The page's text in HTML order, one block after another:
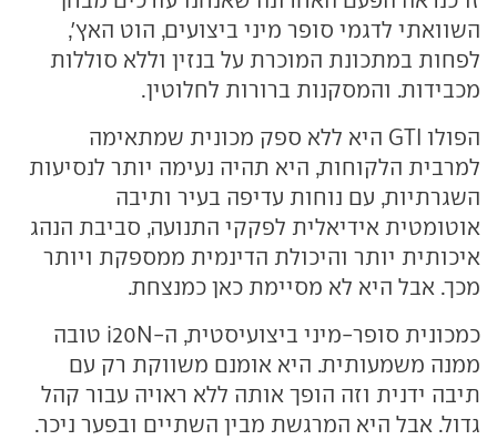
השוואתי לדגמי סופר מיני ביצועים, הוט האץ',
לפחות במתכונת המוכרת על בנזין וללא סוללות
מכבידות. והמסקנות ברורות לחלוטין.
הפולו GTI היא ללא ספק מכונית שמתאימה
למרבית הלקוחות, היא תהיה נעימה יותר לנסיעות
השגרתיות, עם נוחות עדיפה בעיר ותיבה
אוטומטית אידיאלית לפקקי התנועה, סביבת הנהג
איכותית יותר והיכולת הדינמית ממספקת ויותר
מכך. אבל היא לא מסיימת כאן כמנצחת.
כמכונית סופר-מיני ביצועיסטית, ה-i20N טובה
ממנה משמעותית. היא אומנם משווקת רק עם
תיבה ידנית וזה הופך אותה ללא ראויה עבור קהל
גדול. אבל היא המרגשת מבין השתיים ובפער ניכר.